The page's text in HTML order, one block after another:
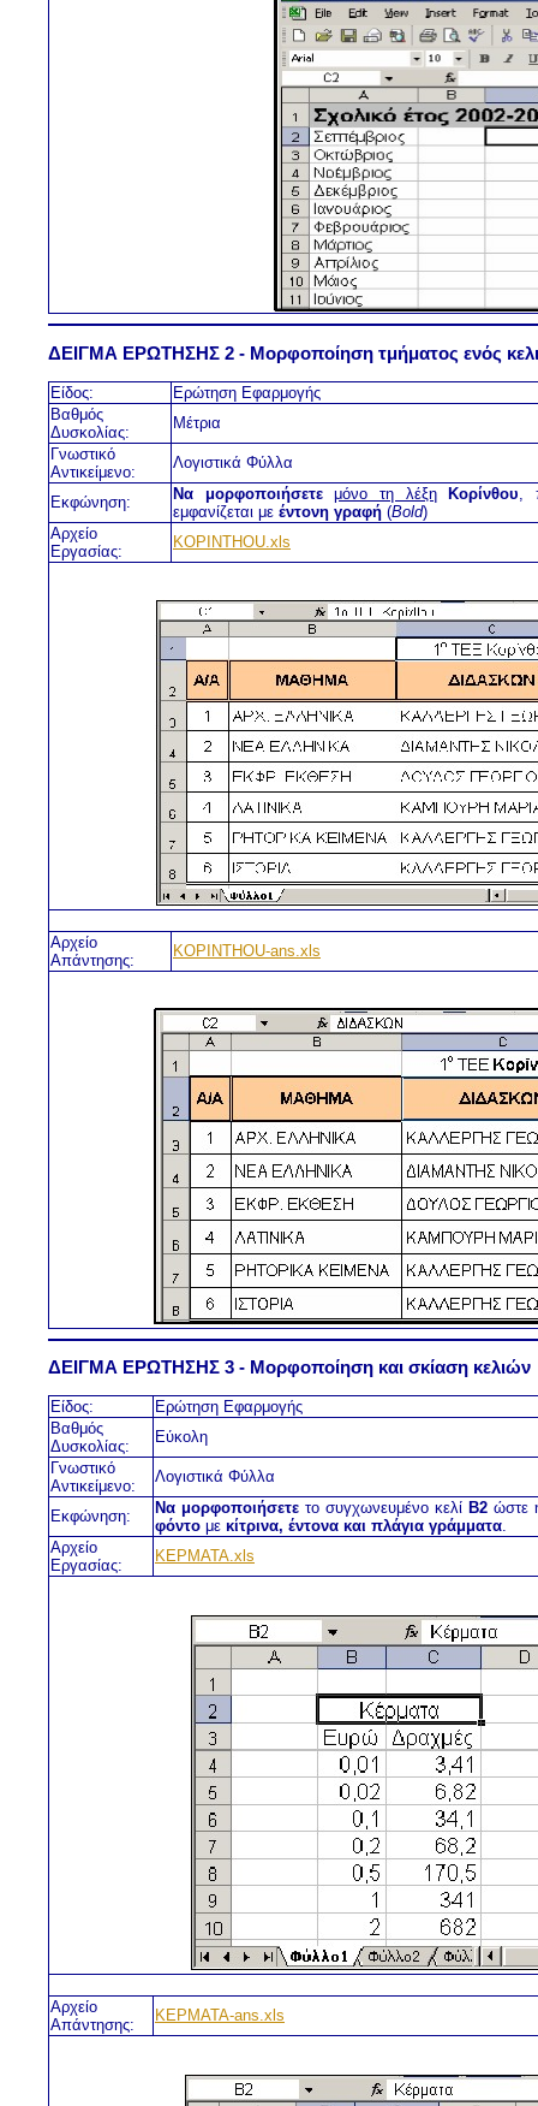
ΔΕΙΓΜΑ ΕΡΩΤΗΣΗΣ 2 - Μορφοποίηση τμήματος ενός
Είδος:
Ερώτηση Εφαρμογής
Βαθμός
Δυσκολίας:
Μέτρια
Γνωστικό
Αντικείμενο:
Λογιστικά Φύλλα
Εκφώνηση: Nα μορφοποιήσετε μόνο τη λέξη Κορίνθου ,
εμφανίζεται με έντονη γραφή (Bold)
Αρχείο
Εργασίας:
KOPINTHOU.xls
Αρχείο
Απάντησης:
KOPINTHOU-ans.xls
ΔΕΙΓΜΑ ΕΡΩΤΗΣΗΣ 3 - Μορφοποίηση και σκίαση κελιών
Είδος:
Ερώτηση Εφαρμογής
Βαθμός
Δυσκολίας:
Εύκολη
Γνωστικό
Αντικείμενο:
Λογιστικά Φύλλα
Εκφώνηση: Nα μορφοποιήσετε το συγχωνευμένο κελί Β2 ώστε
φόντο με κίτρινα, έντονα και πλάγια γράμματα
Αρχείο
Εργασίας:
KEPMATA.xls
Αρχείο
Απάντησης:
KEPMATA-ans.xls